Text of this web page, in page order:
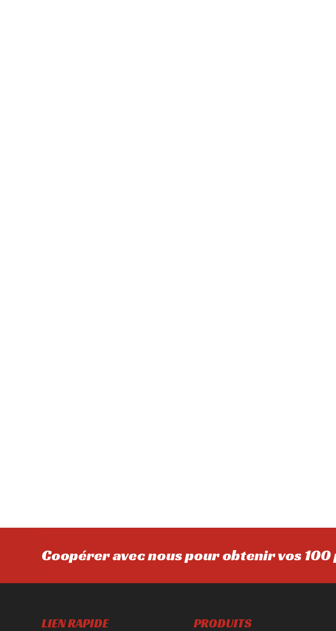
Coopérer avec nous pour obtenir vos
LIEN RAPIDE PRODUITS